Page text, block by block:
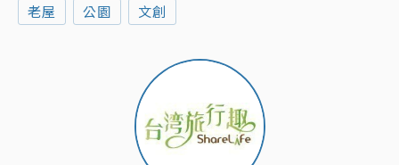
老屋 公園 文創